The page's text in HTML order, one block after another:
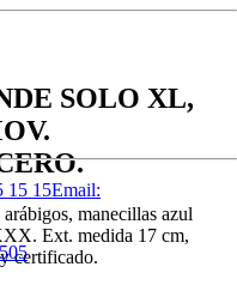
15 15Email:
SOLO XL,
manecillas azul
Ext. medida 17 cm,
certificado.